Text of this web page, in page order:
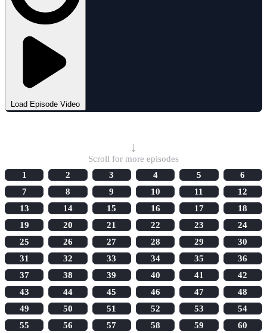
Load Episode Video
↓
Scroll for more episodes
1
2 3 4 5
6
7
8 9 10 11
12
13
14 15 16 17
18
19
20 21 22 23
24
25
26 27 28 29
30
31
32 33 34 35
36
37
38 39 40 41
42
43
44 45 46 47
48
49
50 51 52 53
54
55
56 57 58 59
60